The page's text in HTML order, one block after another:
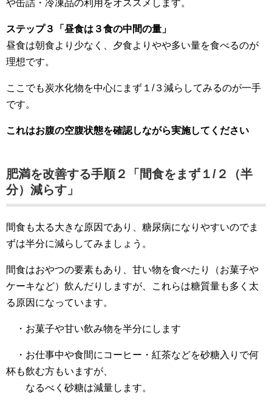
や缶詰・冷凍品の利用をオススメします。
ステップ３「昼食は３食の中間の量」
昼食は朝食より少なく、夕食よりやや多い量を食べるのが
理想です。
ここでも炭水化物を中心にまず１/３減らしてみるのが一手
です。
これはお腹の空腹状態を確認しながら実施してください
肥満を改善する手順２「間食をまず１/２（半
分）減らす」
間食も太る大きな原因であり、糖尿病になりやすいのでま
ずは半分に減らしてみましょう。
間食はおやつの要素もあり、甘い物を食べたり（お菓子や
ケーキなど）飲んだりしますが、これらは糖質量も多く太
る原因になっています。
・お菓子や甘い飲み物を半分にします
・お仕事中や食間にコーヒー・紅茶などを砂糖入りで何
杯も飲む方もいますが、
なるべく砂糖は減量します。